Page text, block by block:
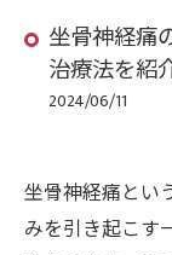
坐骨神経痛
治療法を紹
2024/06/11
坐骨神経痛とい
みを引き起こす